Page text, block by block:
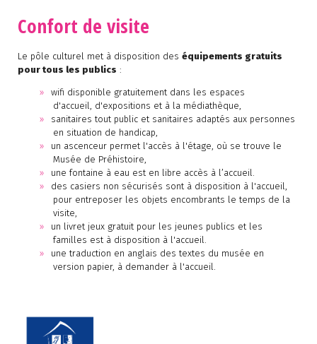
Confort de visite
Le pôle culturel met à disposition des équipements gratuits
pour tous les publics :
wifi disponible gratuitement dans les espaces
d'accueil, d'expositions et à la médiathèque,
sanitaires tout public et sanitaires adaptés aux personnes
en situation de handicap,
un ascenceur permet l'accès à l'étage, où se trouve le
Musée de Préhistoire,
une fontaine à eau est en libre accès à l’accueil.
des casiers non sécurisés sont à disposition à l'accueil,
pour entreposer les objets encombrants le temps de la
visite,
un livret jeux gratuit pour les jeunes publics et les
familles est à disposition à l'accueil.
une traduction en anglais des textes du musée en
version papier, à demander à l'accueil.